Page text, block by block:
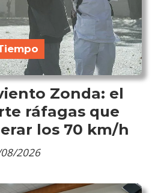
Zonda: el
ráfagas que
los 70 km/h
2026